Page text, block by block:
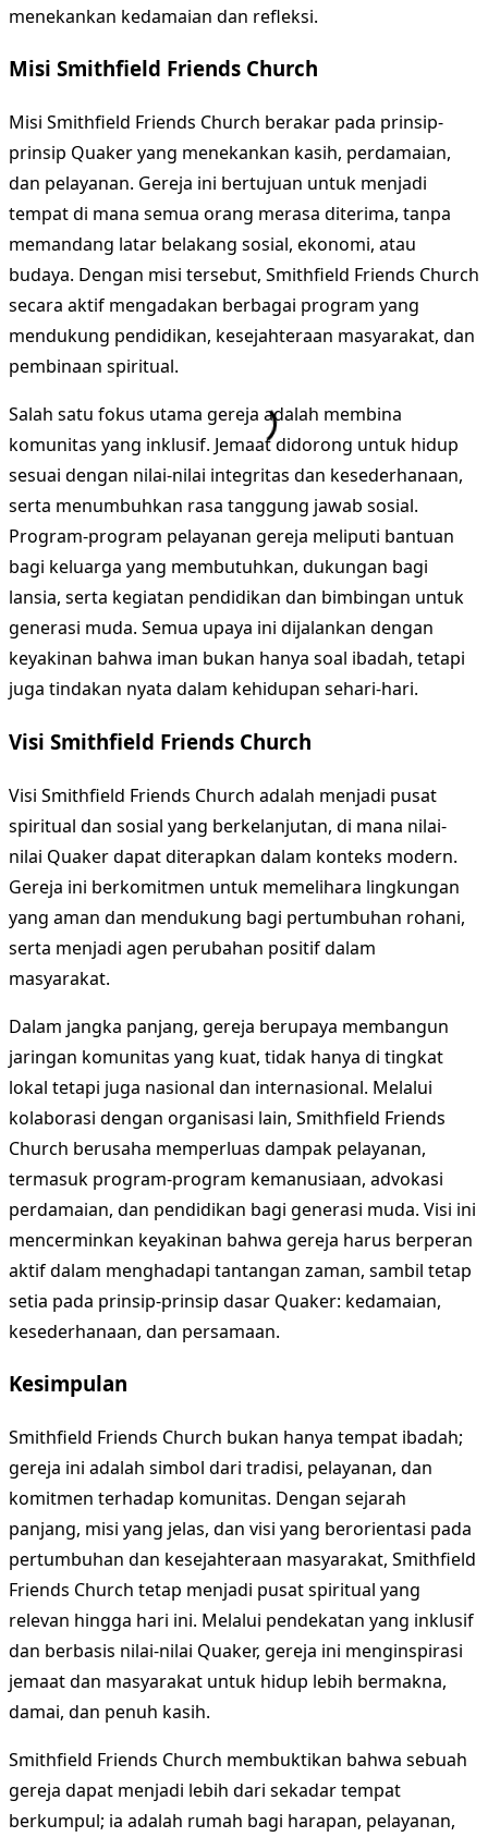
menekankan kedamaian dan refleksi.
Misi Smithfield Friends Church
Misi Smithfield Friends Church berakar pada prinsip-
prinsip Quaker yang menekankan kasih, perdamaian,
dan pelayanan. Gereja ini bertujuan untuk menjadi
tempat di mana semua orang merasa diterima, tanpa
memandang latar belakang sosial, ekonomi, atau
budaya. Dengan misi tersebut, Smithfield Friends Church
secara aktif mengadakan berbagai program yang
mendukung pendidikan, kesejahteraan masyarakat, dan
pembinaan spiritual.
Salah satu fokus utama gereja adalah membina
komunitas yang inklusif. Jemaat didorong untuk hidup
sesuai dengan nilai-nilai integritas dan kesederhanaan,
serta menumbuhkan rasa tanggung jawab sosial.
Program-program pelayanan gereja meliputi bantuan
bagi keluarga yang membutuhkan, dukungan bagi
lansia, serta kegiatan pendidikan dan bimbingan untuk
generasi muda. Semua upaya ini dijalankan dengan
keyakinan bahwa iman bukan hanya soal ibadah, tetapi
juga tindakan nyata dalam kehidupan sehari-hari.
Visi Smithfield Friends Church
Visi Smithfield Friends Church adalah menjadi pusat
spiritual dan sosial yang berkelanjutan, di mana nilai-
nilai Quaker dapat diterapkan dalam konteks modern.
Gereja ini berkomitmen untuk memelihara lingkungan
yang aman dan mendukung bagi pertumbuhan rohani,
serta menjadi agen perubahan positif dalam
masyarakat.
Dalam jangka panjang, gereja berupaya membangun
jaringan komunitas yang kuat, tidak hanya di tingkat
lokal tetapi juga nasional dan internasional. Melalui
kolaborasi dengan organisasi lain, Smithfield Friends
Church berusaha memperluas dampak pelayanan,
termasuk program-program kemanusiaan, advokasi
perdamaian, dan pendidikan bagi generasi muda. Visi ini
mencerminkan keyakinan bahwa gereja harus berperan
aktif dalam menghadapi tantangan zaman, sambil tetap
setia pada prinsip-prinsip dasar Quaker: kedamaian,
kesederhanaan, dan persamaan.
Kesimpulan
Smithfield Friends Church bukan hanya tempat ibadah;
gereja ini adalah simbol dari tradisi, pelayanan, dan
komitmen terhadap komunitas. Dengan sejarah
panjang, misi yang jelas, dan visi yang berorientasi pada
pertumbuhan dan kesejahteraan masyarakat, Smithfield
Friends Church tetap menjadi pusat spiritual yang
relevan hingga hari ini. Melalui pendekatan yang inklusif
dan berbasis nilai-nilai Quaker, gereja ini menginspirasi
jemaat dan masyarakat untuk hidup lebih bermakna,
damai, dan penuh kasih.
Smithfield Friends Church membuktikan bahwa sebuah
gereja dapat menjadi lebih dari sekadar tempat
berkumpul; ia adalah rumah bagi harapan, pelayanan,